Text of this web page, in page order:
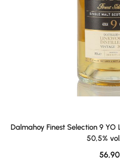
Dalmahoy Finest Selection 9
50,5%